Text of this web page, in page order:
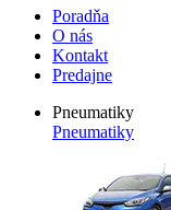
Poradňa
O nás
Kontakt
Predajne
Pneumatiky
Pneumatiky